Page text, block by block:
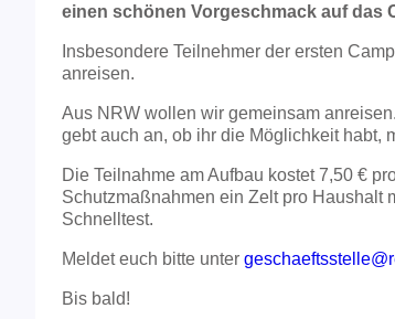
einen schönen Vorgeschmack auf das
Insbesondere Teilnehmer der ersten
anreisen.
Aus NRW wollen wir gemeinsam
gebt auch an, ob ihr die Möglichkeit habt,
Die Teilnahme am Aufbau kostet 7,50 €
Schutzmaßnahmen ein Zelt pro Haushalt
Schnelltest.
Meldet euch bitte unter
Bis bald!